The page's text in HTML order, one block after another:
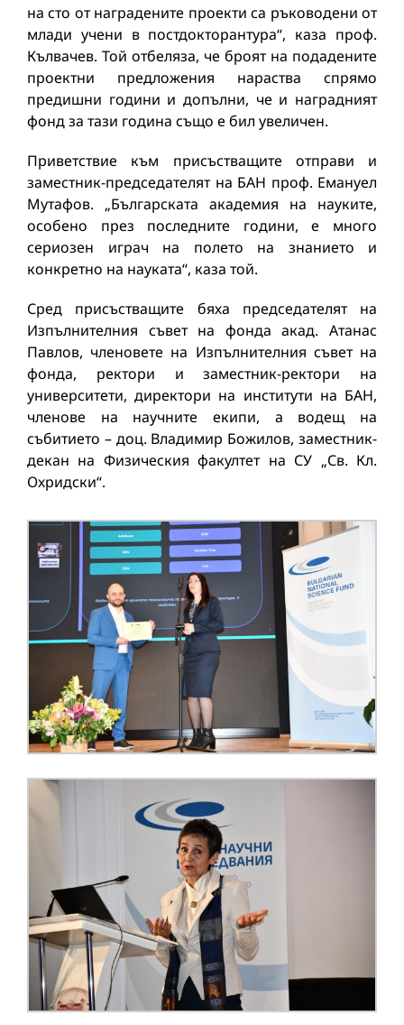
на сто от наградените проекти са ръководени от
млади учени в постдокторантура“, каза проф.
Кълвачев. Той отбеляза, че броят на подадените
проектни предложения нараства спрямо
предишни години и допълни, че и наградният
фонд за тази година също е бил увеличен.
Приветствие към присъстващите отправи и
заместник-председателят на БАН проф. Емануел
Мутафов. „Българската академия на науките,
особено през последните години, е много
сериозен играч на полето на знанието и
конкретно на науката“, каза той.
Сред присъстващите бяха председателят на
Изпълнителния съвет на фонда акад. Атанас
Павлов, членовете на Изпълнителния съвет на
фонда, ректори и заместник-ректори на
университети, директори на институти на БАН,
членове на научните екипи, а водещ на
събитието – доц. Владимир Божилов, заместник-
декан на Физическия факултет на СУ „Св. Кл.
Охридски“.